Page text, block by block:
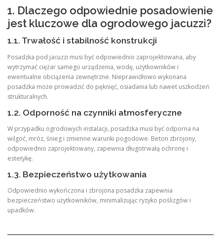
1. Dlaczego odpowiednie posadowienie
jest kluczowe dla ogrodowego jacuzzi?
1.1. Trwałość i stabilność konstrukcji
Posadzka pod jacuzzi musi być odpowiednio zaprojektowana, aby
wytrzymać ciężar samego urządzenia, wodę, użytkowników i
ewentualne obciążenia zewnętrzne. Nieprawidłowo wykonana
posadzka może prowadzić do pęknięć, osiadania lub nawet uszkodzeń
strukturalnych.
1.2. Odporność na czynniki atmosferyczne
W przypadku ogrodowych instalacji, posadzka musi być odporna na
wilgoć, mróz, śnieg i zmienne warunki pogodowe. Beton zbrojony,
odpowiednio zaprojektowany, zapewnia długotrwałą ochronę i
estetykę.
1.3. Bezpieczeństwo użytkowania
Odpowiednio wykończona i zbrojona posadzka zapewnia
bezpieczeństwo użytkowników, minimalizując ryzyko poślizgów i
upadków.